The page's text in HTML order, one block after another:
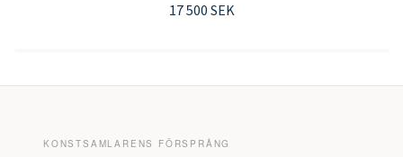
17 500 SEK
KONSTSAMLARENS FÖRSPRÅNG